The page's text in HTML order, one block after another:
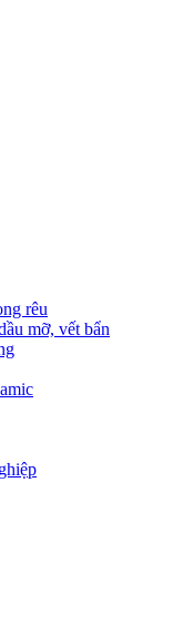
rêu
mỡ, vết bẩn